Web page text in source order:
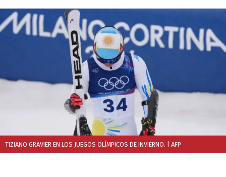
TIZIANO GRAVIER EN LOS JUEGOS OLÍMPICOS DE INVIERNO. | AFP